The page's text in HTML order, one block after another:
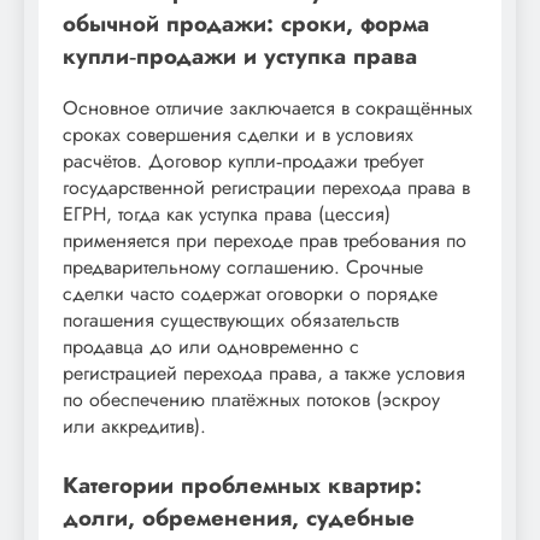
обычной продажи: сроки, форма
купли‑продажи и уступка права
Основное отличие заключается в сокращённых
сроках совершения сделки и в условиях
расчётов. Договор купли‑продажи требует
государственной регистрации перехода права в
ЕГРН, тогда как уступка права (цессия)
применяется при переходе прав требования по
предварительному соглашению. Срочные
сделки часто содержат оговорки о порядке
погашения существующих обязательств
продавца до или одновременно с
регистрацией перехода права, а также условия
по обеспечению платёжных потоков (эскроу
или аккредитив).
Категории проблемных квартир:
долги, обременения, судебные